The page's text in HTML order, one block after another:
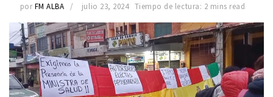
por FM ALBA julio 23, 2024 Tiempo de lectura: 2 mins read